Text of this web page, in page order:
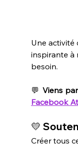
Une activité
inspirante à
besoin.
💬 Viens
Facebook
💛
Créer tous